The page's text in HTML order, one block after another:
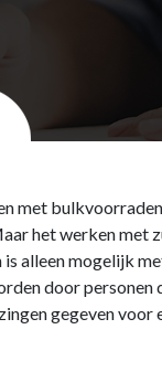
met bulkvoorraden
het werken met
alleen mogelijk
door personen
gegeven voor